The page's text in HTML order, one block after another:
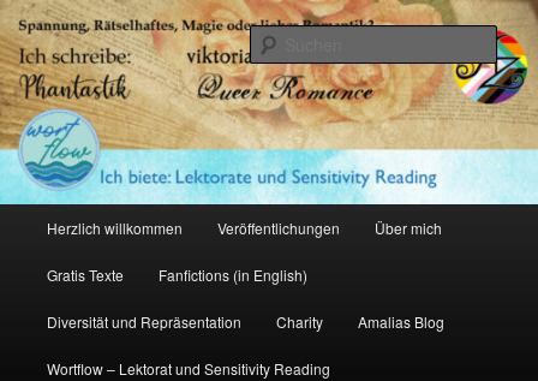
Zum
primären
Inhalt
springen
Zum
sekundären
Inhalt
springenAmalia Zeichnerin
Herzlich willkommen Veröffentlichungen Über mich
Gratis Texte Fanfictions (in English)
Diversität und Repräsentation Charity Amalias Blog
Wortflow – Lektorat und Sensitivity Reading